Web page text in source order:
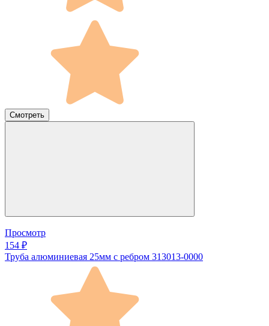
Смотреть
Просмотр
154 ₽
Труба алюминиевая 25мм с ребром 313013-0000